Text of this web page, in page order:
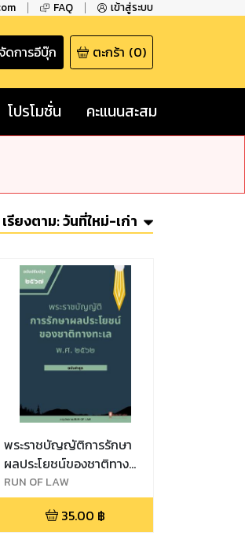
FAQ เข้าสู่ระบบ
ดการอีบุ๊ก ตะกร้า (0)
โปรโมชั่น คะแนนสะสม
เรียงตาม:วันที่ใหม่-เก่า
พระราชบัญญัติการรักษา
ผลประโยชน์ของชาติทาง
ทะเล พ.ศ. ๒๕๖๒
RUN OF LAW
35.00 ฿